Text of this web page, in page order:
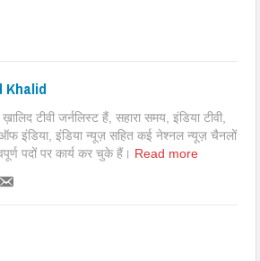
Khalid
टीवी जर्नलिस्ट हैं, सहारा समय, इंडिया टीवी,
इंडिया, इंडिया न्यूज़ सहित कई नेश्नल न्यूज़ चैनलों
पदों पर कार्य कर चुके हैं। Read more